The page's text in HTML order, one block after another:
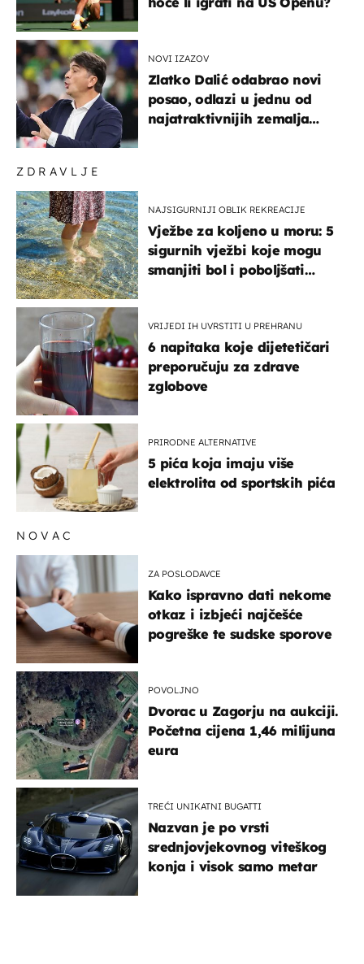
ZDRAVLJE
NAJSIGURNIJI OBLIK REKREACIJE
Vježbe za koljeno u moru: 5
sigurnih vježbi koje mogu
smanjiti bol i poboljšati
VRIJEDI IH UVRSTITI U PREHRANU
6 napitaka koje dijetetičari
preporučuju za zdrave
zglobove
PRIRODNE ALTERNATIVE
5 pića koja imaju više
elektrolita od sportskih pića
NOVI IZAZOV
Zlatko Dalić odabrao novi
posao, odlazi u jednu od
najatraktivnijih zemalja
NOVAC
ZA POSLODAVCE
Kako ispravno dati nekome
otkaz i izbjeći najčešće
pogreške te sudske sporove
POVOLJNO
Dvorac u Zagorju na aukciji.
Početna cijena 1,46 milijuna
eura
TREĆI UNIKATNI BUGATTI
Nazvan je po vrsti
srednjovjekovnog viteškog
konja i visok samo metar